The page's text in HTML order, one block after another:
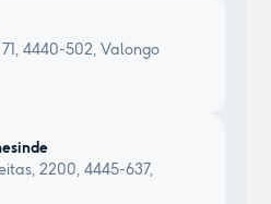
4440-502, Valongo
2200, 4445-637,